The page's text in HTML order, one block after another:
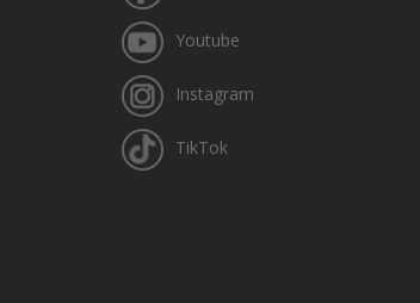
Youtube
Instagram
TikTok